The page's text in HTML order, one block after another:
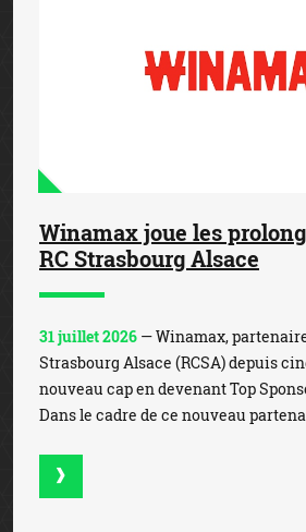
Winamax joue les
RC Strasbourg Alsace
31 juillet 2026 — Winamax,
Strasbourg Alsace (RCSA) depuis
nouveau cap en devenant Top
Dans le cadre de ce nouveau